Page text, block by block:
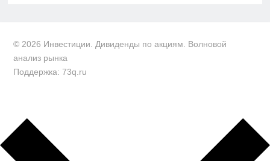
© 2026 Инвестиции. Дивиденды по акциям. Волновой
анализ рынка
Поддержка: 73q.ru